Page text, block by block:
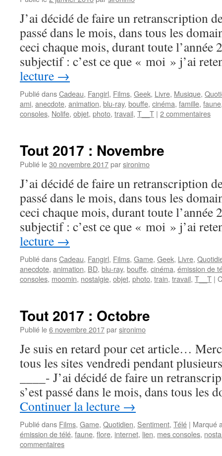
J’ai décidé de faire un retranscription
passé dans le mois, dans tous les
ceci chaque mois, durant toute l’année
subjectif : c’est ce que « moi » j’ai
lecture →
Publié dansCadeau, Fangirl, Films, Geek, Livre, Musique,
ami, anecdote, animation, blu-ray, bouffe, cinéma, famille, faune
consoles, Nolife, objet, photo, travail, T__T | 2 commentaires
Tout 2017 : Novembre
Publié le30 novembre 2017parsironimo
J’ai décidé de faire un retranscription
passé dans le mois, dans tous les
ceci chaque mois, durant toute l’année
subjectif : c’est ce que « moi » j’ai
lecture →
Publié dansCadeau, Fangirl, Films, Game, Geek, Livre,
anecdote, animation, BD, blu-ray, bouffe, cinéma, émission de
consoles, moomin, nostalgie, objet, photo, train, travail, T__T |
Tout 2017 : Octobre
Publié le6 novembre 2017parsironimo
Je suis en retard pour cet article…
tous les sites vendredi pendant
____- J’ai décidé de faire un
s’est passé dans le mois, dans tous les
Continuer la lecture →
Publié dans Films, Game, Quotidien, Sentiment, Télé | Marqué
émission de télé, faune, flore, internet, lien, mes consoles,
commentaires